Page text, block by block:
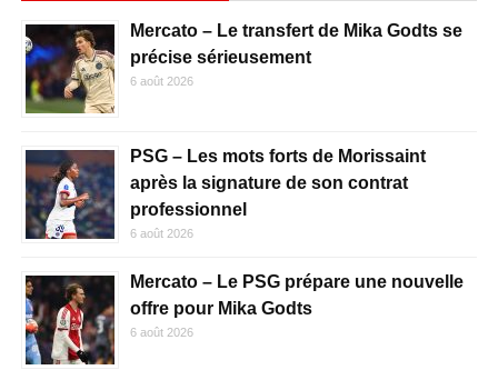
Mercato – Le transfert de Mika Godts se
précise sérieusement
6 août 2026
PSG – Les mots forts de Morissaint
après la signature de son contrat
professionnel
6 août 2026
Mercato – Le PSG prépare une nouvelle
offre pour Mika Godts
6 août 2026